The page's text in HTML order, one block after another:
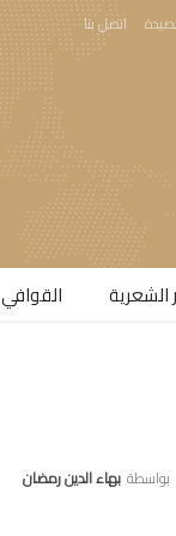
اتصل بنا
الشعرية​
بواسطة بهاء الدين رمضان